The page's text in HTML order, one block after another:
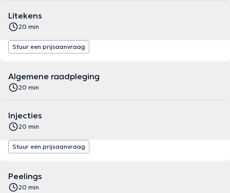
Litekens
20 min
Stuur een prijsaanvraag
Algemene raadpleging
20 min
Injecties
20 min
Stuur een prijsaanvraag
Peelings
20 min